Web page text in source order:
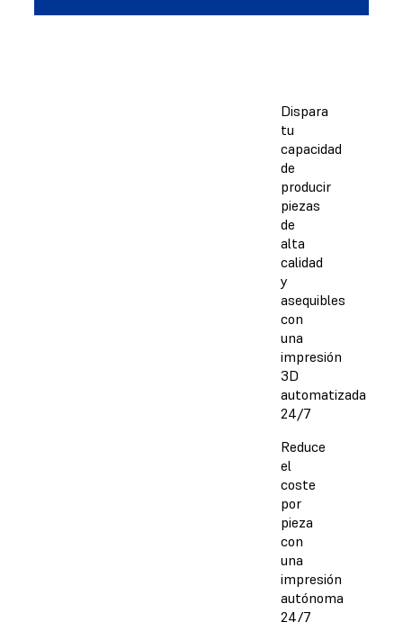
Dispara
tu
capacidad
de
producir
piezas
de
alta
calidad
y
asequibles
con
una
impresión
3D
automatizada
24/7
Reduce
el
coste
por
pieza
con
una
impresión
autónoma
24/7